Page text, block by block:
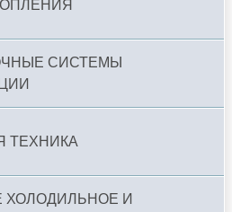
СИСТЕМЫ
ТЕХНИКА
ХОЛОДИЛЬНОЕ И